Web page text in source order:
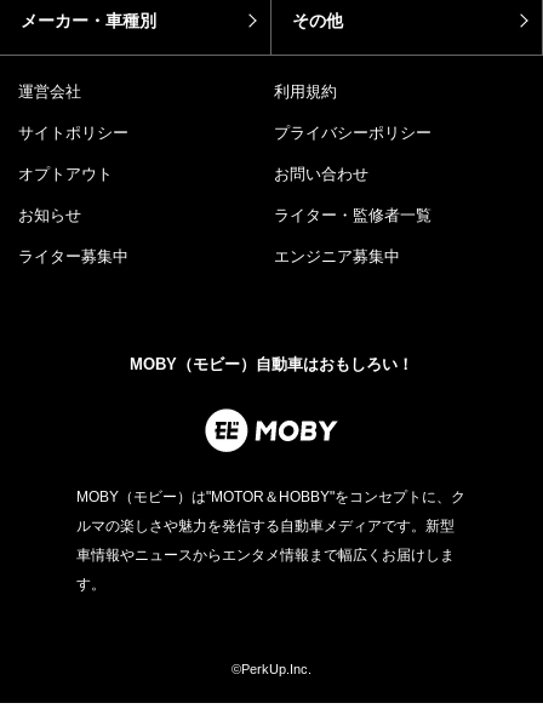
メーカー・車種別 その他
運営会社 利用規約
サイトポリシー プライバシーポリシー
オプトアウト お問い合わせ
お知らせ ライター・監修者一覧
ライター募集中 エンジニア募集中
MOBY（モビー）自動車はおもしろい！
MOBY（モビー）は"MOTOR＆HOBBY"をコンセプトに、ク
ルマの楽しさや魅力を発信する自動車メディアです。新型
車情報やニュースからエンタメ情報まで幅広くお届けしま
す。
©PerkUp.Inc.